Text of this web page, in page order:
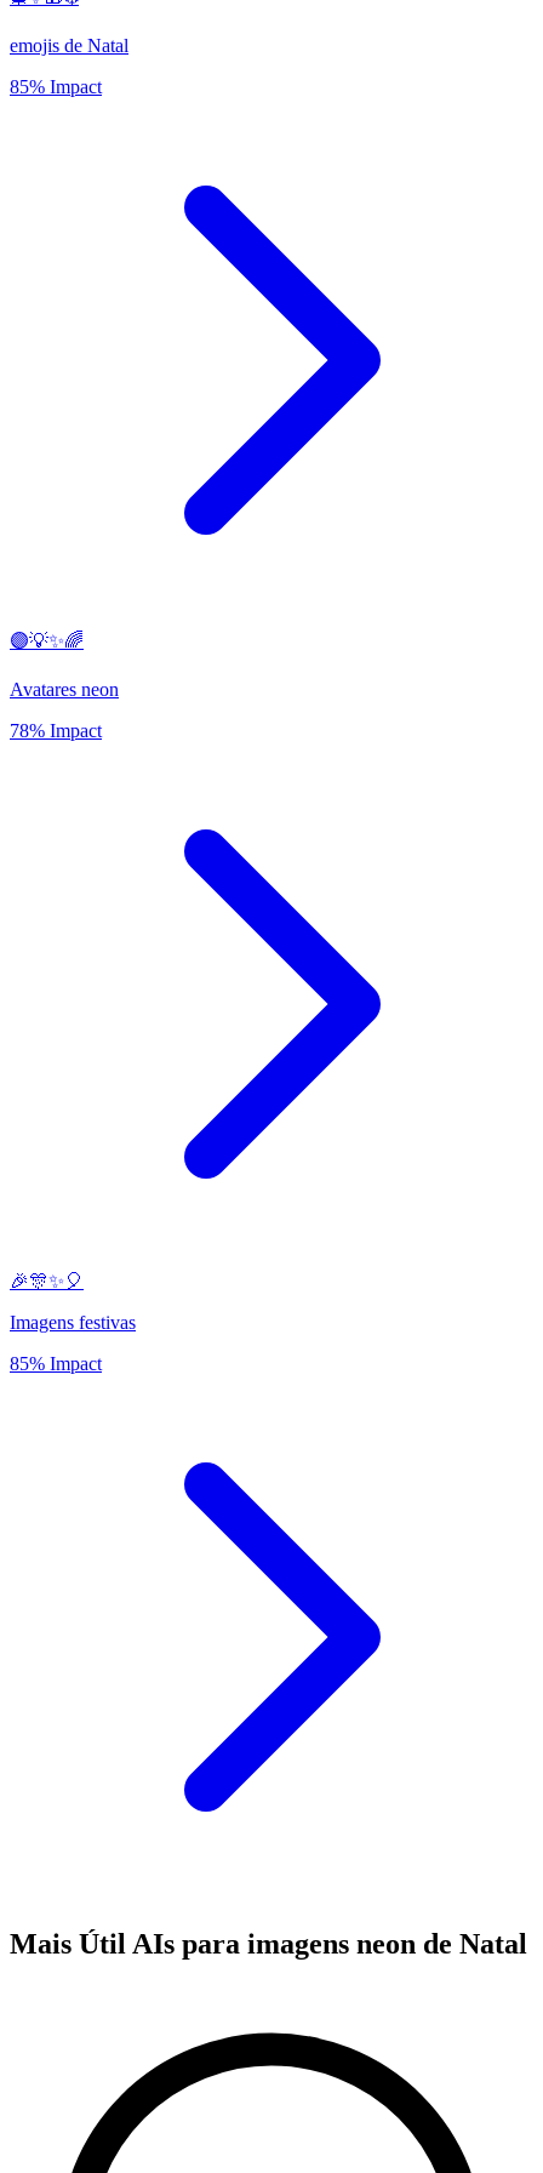
emojis de Natal
85% Impact
🟣💡✨🌈
Avatares neon
78% Impact
🎉🎊✨🎈
Imagens festivas
85% Impact
Mais Útil AIs para imagens neon de Natal